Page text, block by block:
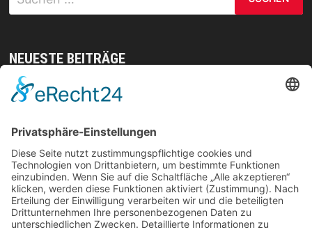
nach:
NEUESTE BEITRÄGE
Mit gezielten Übungen zur Sicherheit in allen
Sprachaufgaben mühelos
Vom Kern zur Ernte: So legst du den Grundstein
für deinen Erfolg im Homegrow
Effiziente Wassernutzung im Brandschutz: Was
Lagerstrategien wirklich verändern können